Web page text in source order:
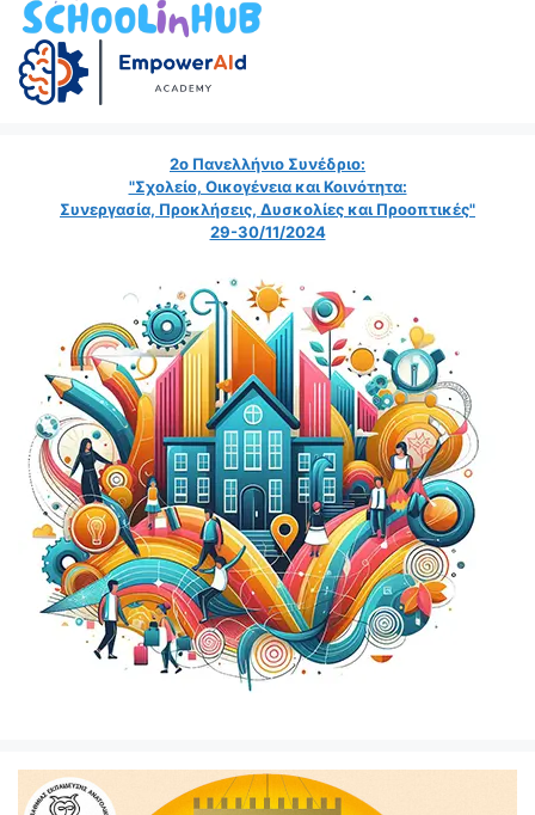
2ο Πανελλήνιο Συνέδριο:
"Σχολείο, Οικογένεια και Κοινότητα:
Συνεργασία, Προκλήσεις, Δυσκολίες και Προοπτικές"
29-30/11/2024